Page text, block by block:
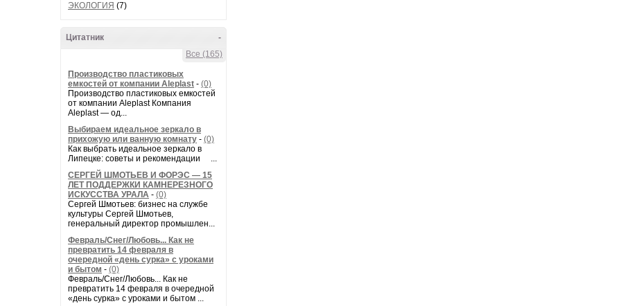
ЭКОЛОГИЯ (7)
-
Цитатник
Все (165)
Производство пластиковых
емкостей от компании Aleplast - (0)
Производство пластиковых емкостей
от компании Aleplast Компания
Aleplast — од...
Выбираем идеальное зеркало в
прихожую или ванную комнату - (0)
Как выбрать идеальное зеркало в
Липецке: советы и рекомендации ...
СЕРГЕЙ ШМОТЬЕВ И ФОРЭС — 15
ЛЕТ ПОДДЕРЖКИ КАМНЕРЕЗНОГО
ИСКУССТВА УРАЛА - (0)
Сергей Шмотьев: бизнес на службе
культуры Сергей Шмотьев,
генеральный директор промышлен...
Февраль/Снег/Любовь... Как не
превратить 14 февраля в
очередной «день сурка» с уроками
и бытом - (0)
Февраль/Снег/Любовь... Как не
превратить 14 февраля в очередной
«день сурка» с уроками и бытом ...